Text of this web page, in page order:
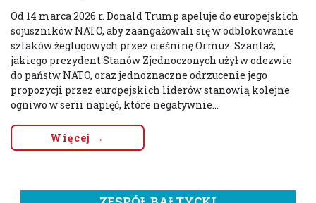
Od 14 marca 2026 r. Donald Trump apeluje do europejskich
sojuszników NATO, aby zaangażowali się w odblokowanie
szlaków żeglugowych przez cieśninę Ormuz. Szantaż,
jakiego prezydent Stanów Zjednoczonych użył w odezwie
do państw NATO, oraz jednoznaczne odrzucenie jego
propozycji przez europejskich liderów stanowią kolejne
ogniwo w serii napięć, które negatywnie...
Więcej →